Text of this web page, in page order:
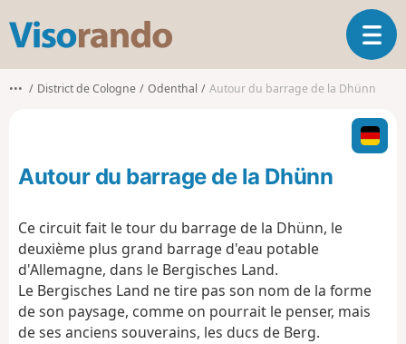
s
o
o
O
u
i
r
l
••• District de Cologne Odenthal Autour du barrage de la Dhünn
Autour du barrage de la Dhünn
Ce circuit fait le tour du barrage de la Dhünn, le
deuxième plus grand barrage d'eau potable
d'Allemagne, dans le Bergisches Land.
Le Bergisches Land ne tire pas son nom de la forme
de son paysage, comme on pourrait le penser, mais
de ses anciens souverains, les ducs de Berg.